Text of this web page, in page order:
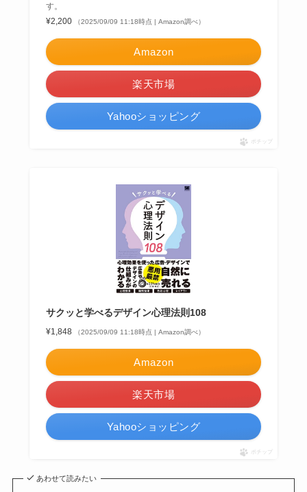
す。
¥2,200
（2025/09/09 11:18時点 | Amazon調べ）
Amazon
楽天市場
Yahooショッピング
ポチップ
サクッと学べるデザイン心理法則108
¥1,848 （2025/09/09 11:18時点 | Amazon調べ）
Amazon
楽天市場
Yahooショッピング
ポチップ
あわせて読みたい